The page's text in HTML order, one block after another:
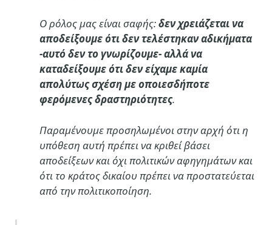
Ο ρόλος μας είναι σαφής:δεν χρειάζεται να
αποδείξουμε ότι δεν τελέστηκαν αδικήματα
-αυτό δεν το γνωρίζουμε- αλλά να
καταδείξουμε ότι δεν είχαμε καμία
απολύτως σχέση με οποιεσδήποτε
φερόμενες δραστηριότητες.
Παραμένουμε προσηλωμένοι στην αρχή ότι η
υπόθεση αυτή πρέπει να κριθεί βάσει
αποδείξεων και όχι πολιτικών αφηγημάτων και
ότι το κράτος δικαίου πρέπει να προστατεύεται
από την πολιτικοποίηση.